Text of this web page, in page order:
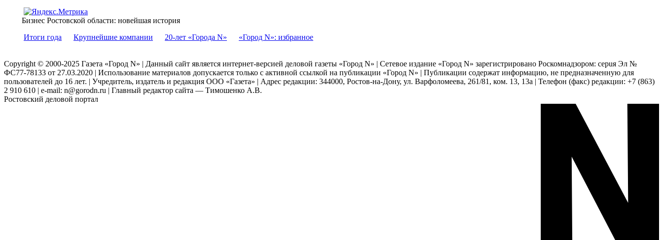
Бизнес Ростовской области: новейшая история
Итоги года
Крупнейшие компании 20-лет «Города N» «Город N»: избранное
Copyright © 2000-2025 Газета «Город N» | Данный сайт является интернет-версией деловой газеты «Город N» | Сетевое издание «Город N» зарегистрировано Роскомнадзором: серuя Эл №
ФС77-78133 от 27.03.2020 | Использование материалов допускается только с активной ссылкой на публикации «Город N» | Публикации содержат информацию, не предназначенную для
пользователей до 16 лет. | Учредитель, издатель и редакция ООО «Газета» | Адрес редакции: 344000, Ростов-на-Дону, ул. Варфоломеева, 261/81, ком. 13, 13а | Телефон (факс) редакции: +7 (863)
2 910 610 | e-mail: n@gorodn.ru | Главный редактор сайта — Тимошенко А.В.
Ростовский деловой портал